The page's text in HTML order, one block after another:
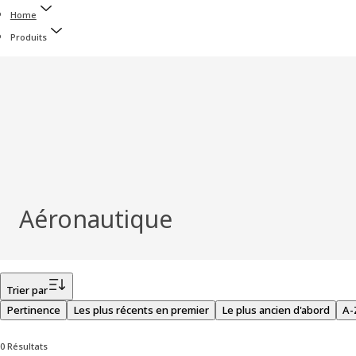
Home
Produits
Aéronautique
Trier par
Pertinence
Les plus récents en premier Le plus ancien d'abord A-
0 Résultats